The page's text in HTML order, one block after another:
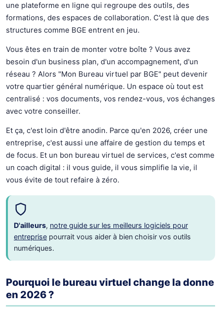
une plateforme en ligne qui regroupe des outils, des
formations, des espaces de collaboration. C'est là que des
structures comme BGE entrent en jeu.
Vous êtes en train de monter votre boîte ? Vous avez
besoin d'un business plan, d'un accompagnement, d'un
réseau ? Alors "Mon Bureau virtuel par BGE" peut devenir
votre quartier général numérique. Un espace où tout est
centralisé : vos documents, vos rendez-vous, vos échanges
avec votre conseiller.
Et ça, c'est loin d'être anodin. Parce qu'en 2026, créer une
entreprise, c'est aussi une affaire de gestion du temps et
de focus. Et un bon bureau virtuel de services, c'est comme
un coach digital : il vous guide, il vous simplifie la vie, il
vous évite de tout refaire à zéro.
D'ailleurs, notre guide sur les meilleurs logiciels pour
entreprise pourrait vous aider à bien choisir vos outils
numériques.
Pourquoi le bureau virtuel change la donne
en 2026 ?